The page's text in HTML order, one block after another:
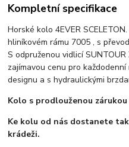
Kompletní specifikace
Horské kolo 4EVER
hliníkovém rámu 7005 , s
S odpruženou vidlicí
zajímavou cenu pro
designu a s hydraulickými
Kolo s prodlouženou zárukou
Ke kolu od nás dostanete
krádeži.